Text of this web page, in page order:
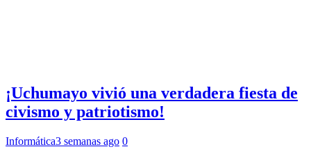
¡Uchumayo vivió una verdadera fiesta de
civismo y patriotismo!
Informática3 semanas ago 0